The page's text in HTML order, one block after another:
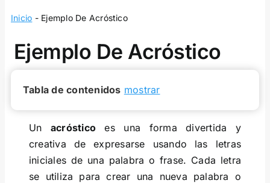
Inicio - Ejemplo De Acróstico
Ejemplo De Acróstico
Tabla de contenidos mostrar
Un acróstico es una forma divertida y
creativa de expresarse usando las letras
iniciales de una palabra o frase. Cada letra
se utiliza para crear una nueva palabra o